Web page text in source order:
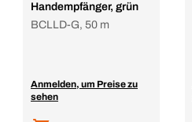
Handempfänger, grün
BCLLD-G, 50 m
Anmelden, um Preise zu
sehen